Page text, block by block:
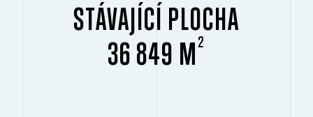
STÁVAJÍCÍ PLOCHA
36 849 M 2